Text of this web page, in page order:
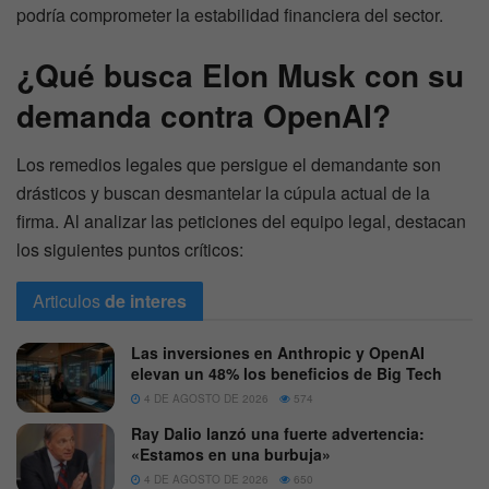
podría comprometer la estabilidad financiera del sector.
¿Qué busca Elon Musk con su
demanda contra OpenAI?
Los remedios legales que persigue el demandante son
drásticos y buscan desmantelar la cúpula actual de la
firma. Al analizar las peticiones del equipo legal, destacan
los siguientes puntos críticos:
Articulosde interes
Las inversiones en Anthropic y OpenAI
elevan un 48% los beneficios de Big Tech
4 DE AGOSTO DE 2026 574
Ray Dalio lanzó una fuerte advertencia:
«Estamos en una burbuja»
4 DE AGOSTO DE 2026 650